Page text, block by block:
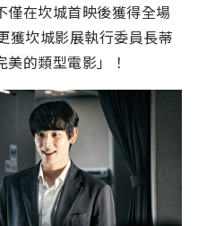
僅在坎城首映後獲得全場
獲坎城影展執行委員長蒂
的類型電影」！